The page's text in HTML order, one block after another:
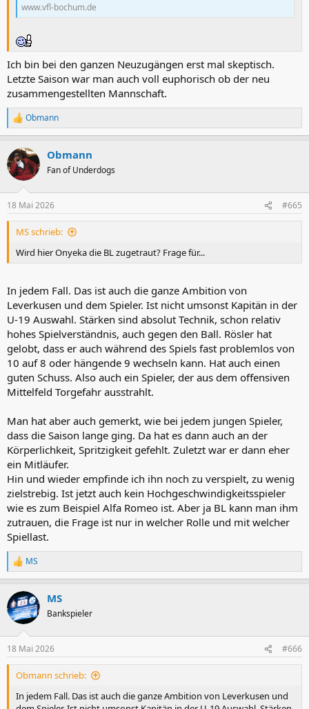
www.vfl-bochum.de
Ich bin bei den ganzen Neuzugängen erst mal skeptisch.
Letzte Saison war man auch voll euphorisch ob der neu
zusammengestellten Mannschaft.
R
e
k
t
i
n
e
n
Obmann
Obmann
Fan of Underdogs
18 Mai 2026 #665
MS schrieb:
Wird hier Onyeka die BL zugetraut? Frage für...
In jedem Fall. Das ist auch die ganze Ambition von
Leverkusen und dem Spieler. Ist nicht umsonst Kapitän in der
U-19 Auswahl. Stärken sind absolut Technik, schon relativ
hohes Spielverständnis, auch gegen den Ball. Rösler hat
gelobt, dass er auch während des Spiels fast problemlos von
10 auf 8 oder hängende 9 wechseln kann. Hat auch einen
guten Schuss. Also auch ein Spieler, der aus dem offensiven
Mittelfeld Torgefahr ausstrahlt.
Man hat aber auch gemerkt, wie bei jedem jungen Spieler,
dass die Saison lange ging. Da hat es dann auch an der
Körperlichkeit, Spritzigkeit gefehlt. Zuletzt war er dann eher
ein Mitläufer.
Hin und wieder empfinde ich ihn noch zu verspielt, zu wenig
zielstrebig. Ist jetzt auch kein Hochgeschwindigkeitsspieler
wie es zum Beispiel Alfa Romeo ist. Aber ja BL kann man ihm
zutrauen, die Frage ist nur in welcher Rolle und mit welcher
Spiellast.
R
e
k
t
i
n
e
n
MS
MS
Bankspieler
18 Mai 2026 #666
Obmann schrieb:
In jedem Fall. Das ist auch die ganze Ambition von Leverkusen und